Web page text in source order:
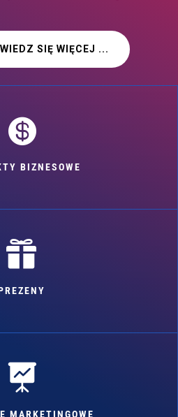
SIĘ WIĘCEJ ...

BIZNESOWE


MARKETINGOWE